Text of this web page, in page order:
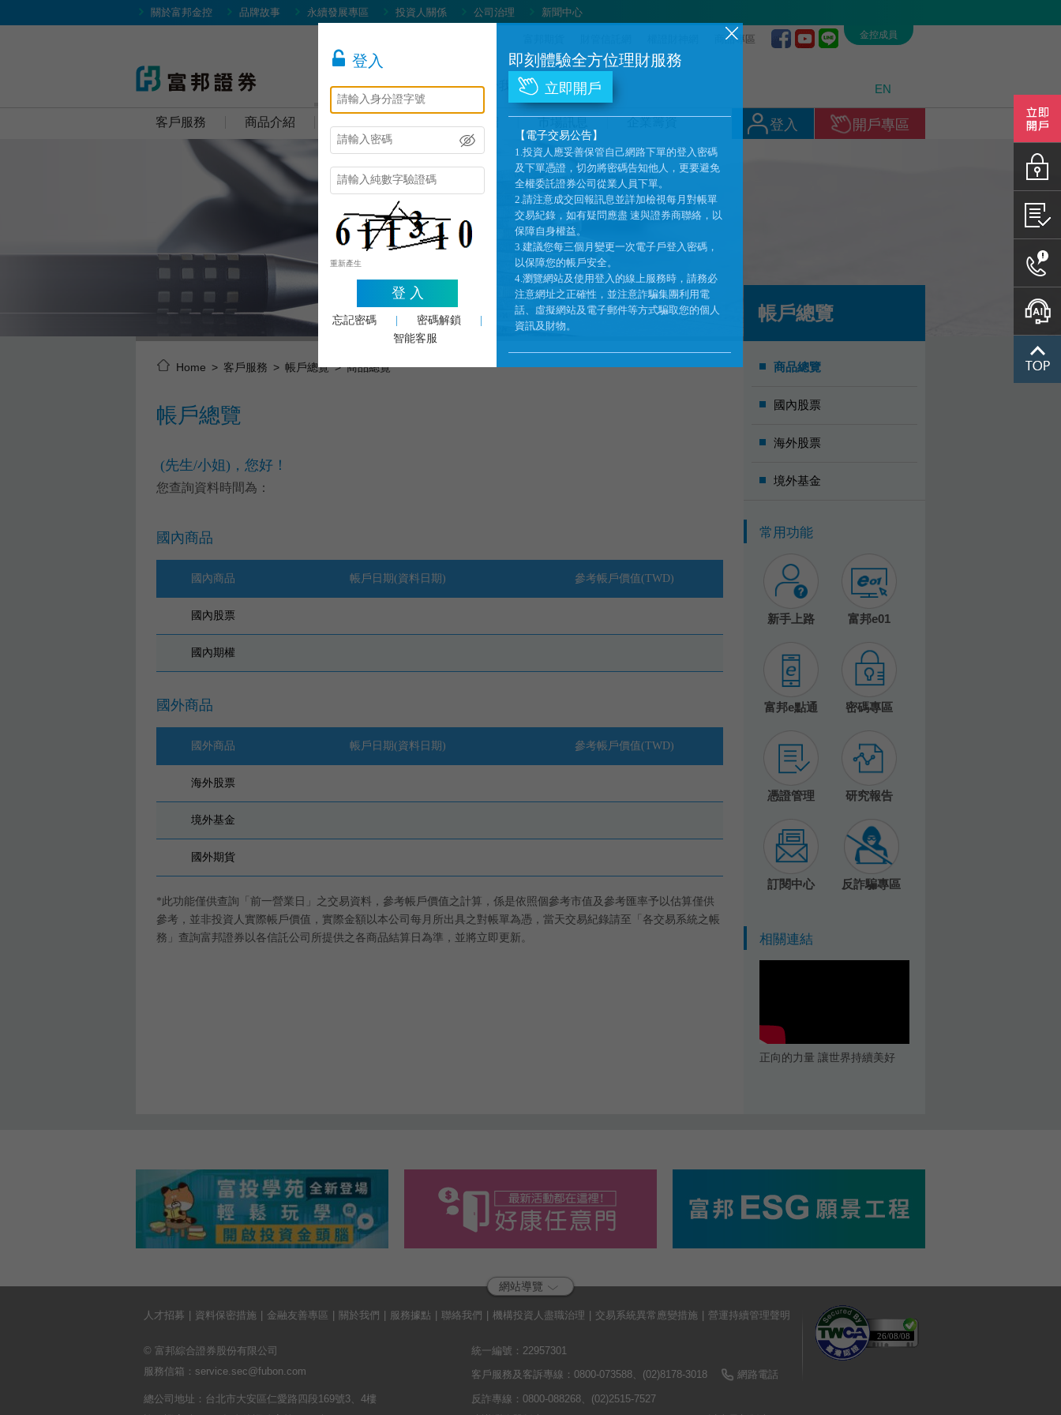
客戶服務及商品
客戶服務 商品介紹
關於我們
登入 開戶專區
金控成員
關於富邦金控 品牌故事 永續發展專區 投資人關係 公司治理 新聞中心
商品專區
EN
Home 客戶服務 帳戶總覽 商品總覽
帳戶總覽
(先生/小姐)，您好！
您查詢資料時間為：
國內商品
國內商品 帳戶日期(資料日期) 參考帳戶價值(TWD)
國內股票
國內期權
國外商品
國外商品 帳戶日期(資料日期) 參考帳戶價值(TWD)
海外股票
境外基金
國外期貨
*此功能僅供查詢「前一營業日」之交易資料，參考帳戶價值之計算，係是依照個參考市值及參考匯率予以估算僅供
參考，並非投資人實際帳戶價值，實際金額以本公司每月所出具之對帳單為憑，當天交易紀錄請至「各交易系統之帳
務」查詢富邦證券以各信託公司所提供之各商品結算日為準，並將立即更新。
帳戶總覽
商品總覽
國內股票
海外股票
境外基金
常用功能
新手上路 富邦e01
富邦e點通 密碼專區
憑證管理 研究報告
訂閱中心 反詐騙專區
相關連結
正向的力量 讓世界持續美好
開戶專
密碼專
憑證管
聯絡我
智能客
網站導覽
人才招募 資料保密措施 金融友善專區 關於我們 服務據點 聯絡我們 機構投資人盡職治理 交易系統異常應變措施 營運持續管理聲明
© 富邦綜合證券股份有限公司
統一編號：22957301
服務信箱： service.sec@fubon.com 客戶服務及客訴專線：0800-073588、(02)8178-3018 網路電話
總公司地址：台北市大安區仁愛路四段169號3、4樓
反詐專線：0800-088268、(02)2515-7527
26/08/08
登入
重新產生
登 入
忘記密碼 | 密碼解鎖
|
智能客服
即刻體驗全方位理財服務
立即開戶
【電子交易公告】
1.投資人應妥善保管自己網路下單的登入密碼
及下單憑證，切勿將密碼告知他人，更要避免
全權委託證券公司從業人員下單。
2.請注意成交回報訊息並詳加檢視每月對帳單
交易紀錄，如有疑問應盡 速與證券商聯絡，以
保障自身權益。
3.建議您每三個月變更一次電子戶登入密碼，
以保障您的帳戶安全。
4.瀏覽網站及使用登入的線上服務時，請務必
注意網址之正確性，並注意詐騙集團利用電
話、虛擬網站及電子郵件等方式騙取您的個人
資訊及財物。